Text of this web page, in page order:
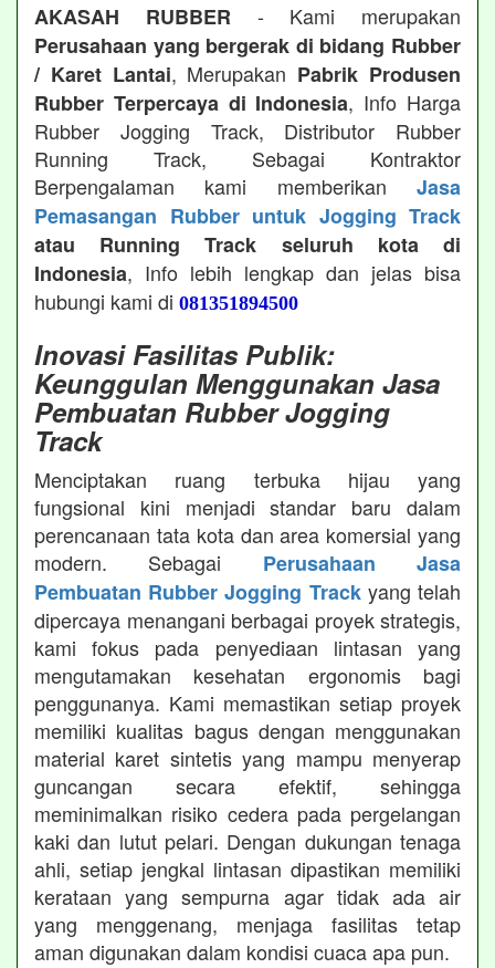
AKASAH RUBBER - Kami merupakan
Perusahaan yang bergerak di bidang Rubber
/ Karet Lantai, Merupakan Pabrik Produsen
Rubber Terpercaya di Indonesia, Info Harga
Rubber Jogging Track, Distributor Rubber
Running Track, Sebagai Kontraktor
Berpengalaman kami memberikan Jasa
Pemasangan Rubber untuk Jogging Track
atau Running Track seluruh kota di
Indonesia, Info lebih lengkap dan jelas bisa
hubungi kami di 081351894500
Inovasi Fasilitas Publik:
Keunggulan Menggunakan Jasa
Pembuatan Rubber Jogging
Track
Menciptakan ruang terbuka hijau yang
fungsional kini menjadi standar baru dalam
perencanaan tata kota dan area komersial yang
modern. Sebagai Perusahaan Jasa
Pembuatan Rubber Jogging Trackyang telah
dipercaya menangani berbagai proyek strategis,
kami fokus pada penyediaan lintasan yang
mengutamakan kesehatan ergonomis bagi
penggunanya. Kami memastikan setiap proyek
memiliki kualitas bagus dengan menggunakan
material karet sintetis yang mampu menyerap
guncangan secara efektif, sehingga
meminimalkan risiko cedera pada pergelangan
kaki dan lutut pelari. Dengan dukungan tenaga
ahli, setiap jengkal lintasan dipastikan memiliki
kerataan yang sempurna agar tidak ada air
yang menggenang, menjaga fasilitas tetap
aman digunakan dalam kondisi cuaca apa pun.